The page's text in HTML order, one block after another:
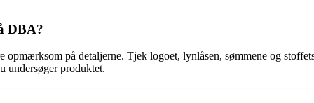
DBA?
på detaljerne. Tjek logoet, lynlåsen, sømmene og
undersøger produktet.